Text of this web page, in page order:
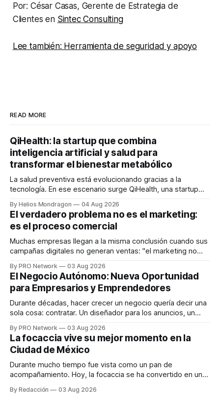
Por: César Casas, Gerente de Estrategia de
Clientes en Sintec Consulting
Lee también: Herramienta de seguridad y apoyo
READ MORE
QiHealth: la startup que combina
inteligencia artificial y salud para
transformar el bienestar metabólico
La salud preventiva está evolucionando gracias a la
tecnología. En ese escenario surge QiHealth, una startup
dispositivos inteligentes, inteligencia artificial y monitoreo
en tiempo real para ayudar a las personas a tomar mejores
decisiones sobre su salud metabólica. Su propuesta busca
responder
By Helios Mondragon 04 Aug 2026
El verdadero problema no es el marketing:
es el proceso comercial
Muchas empresas llegan a la misma conclusión cuando sus
campañas digitales no generan ventas: "el marketing no
INTERIUS, el problema suele estar en otro lugar. Durante
una entrevista para el podcast SER PRO, el especialista en
marketing digital explicó que
By PRO Network 03 Aug 2026
El Negocio Autónomo: Nueva Oportunidad
para Empresarios y Emprendedores
Durante décadas, hacer crecer un negocio quería decir una
sola cosa: contratar. Un diseñador para los anuncios, un
para los textos, alguien que supiera de publicidad digital
para encontrar prospectos, un vendedor para atender
llamadas y mensajes, y —con suerte— una persona
By PRO Network 03 Aug 2026
La focaccia vive su mejor momento en la
Ciudad de México
Durante mucho tiempo fue vista como un pan de
acompañamiento. Hoy, la focaccia se ha convertido en uno
artesanal, ingredientes de calidad y experiencias que
By Redacción 03 Aug 2026